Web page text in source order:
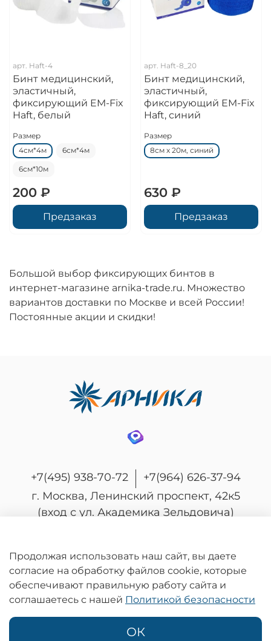
арт. Haft-4
Бинт медицинский,
эластичный,
фиксирующий EM-Fix
Haft, белый
Размер
4см*4м
6см*4м
6см*10м
200 ₽
Предзаказ
арт. Haft-8_20
Бинт медицинский,
эластичный,
фиксирующий EM-Fix
Haft, синий
Размер
8см х 20м, синий
630 ₽
Предзаказ
Большой выбор фиксирующих бинтов в
интернет-магазине arnika-trade.ru. Множество
вариантов доставки по Москве и всей России!
Постоянные акции и скидки!
+7(495) 938-70-72
+7(964) 626-37-94
г. Москва, Ленинский проспект, 42к5
(вход с ул. Академика Зельдовича)
© 2026 Любое использование контента без
письменного разрешения запрещено
Информация на сайте носит информационный характер и не является
Гражданского кодекса Российской Федерации.
Политика конфиденциальности
Продолжая использовать наш сайт, вы даете
согласие на обработку файлов cookie, которые
обеспечивают правильную работу сайта и
соглашаетесь с нашей Политикой безопасности
ОК